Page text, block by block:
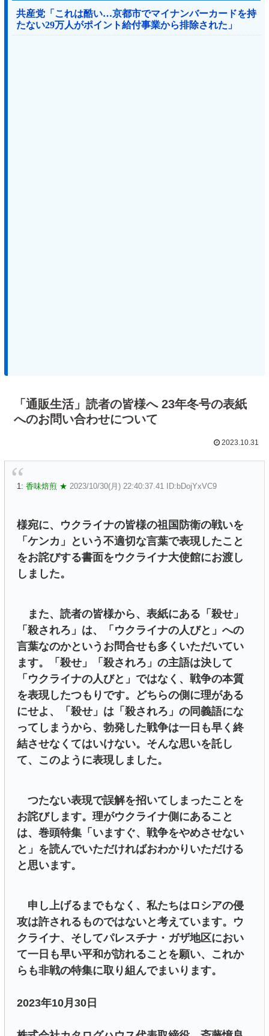
共産党「これは酷い…京都市でマイナンバーカードを持
たない29万人がポイント給付事業から排除された」
「通販生活」読者の皆様へ 23年冬号の表紙
へのお問い合わせについて
2023.10.31
1: 香味焙煎 ★ 2023/10/30(月) 22:40:37.41 ID:bDojYxVC9
様宛に、ウクライナの皆様の祖国防衛の戦いを
「ケンカ」という不適切な言葉で表現したこと
をお詫びする書面をウクライナ大使館にお渡し
しました。
また、読者の皆様から、表紙にある「殺せ」
「殺されろ」は、「ウクライナの人びと」への
言葉なのかというお問合せも多くいただいてい
ます。「殺せ」「殺されろ」の主語は決して
「ウクライナの人びと」ではなく、戦争の本質
を表現したつもりです。どちらの側に理がある
にせよ、「殺せ」は「殺されろ」の同義語にな
ってしまうから、勃発した戦争は一日も早く終
結させなくてはいけない。そんな思いを託し
て、このように表現しました。
つたない表現で誤解を招いてしまったことを
お詫びします。理がウクライナ側にあること
は、巻頭特集「いますぐ、戦争をやめさせない
と」を読んでいただければおわかりいただける
と思います。
申し上げるまでもなく、私たちはロシアの侵
攻は許されるものではないと考えています。ウ
クライナ、そしてパレスチナ・ガザ地区におい
て一日も早い平和が訪れることを願い、これか
らも非戦の特集に取り組んでまいります。
2023年10月30日